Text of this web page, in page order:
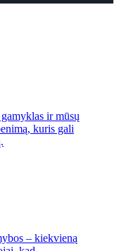
ir mūsų
kuris gali
– kiekvieną